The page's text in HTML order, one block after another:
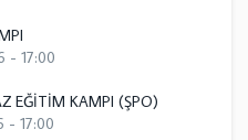
- 17:00
EĞİTİM KAMPI (ŞPO)
- 17:00